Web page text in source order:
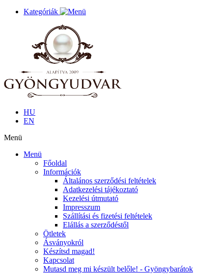
Kategóriák
HU
EN
Menü
Menü
Főoldal
Információk
Általános szerződési feltételek
Adatkezelési tájékoztató
Kezelési útmutató
Impresszum
Szállítási és fizetési feltételek
Elállás a szerződéstől
Ötletek
Ásványokról
Készítsd magad!
Kapcsolat
Mutasd meg mi készült belőle! - Gyöngybarátok